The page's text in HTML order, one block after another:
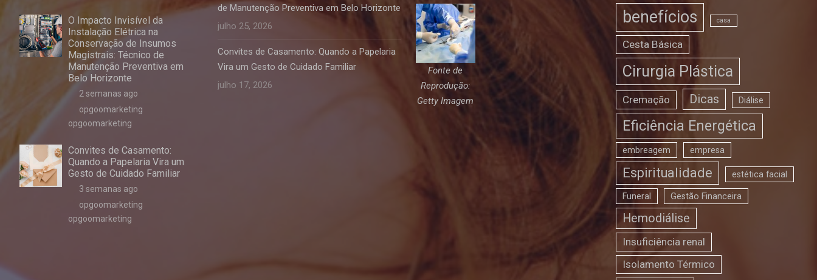
O Impacto Invisível da
Instalação Elétrica na
Conservação de Insumos
Magistrais: Técnico de
Manutenção Preventiva em
Belo Horizonte
2 semanas ago
opgoomarketing
opgoomarketing
Convites de Casamento:
Quando a Papelaria Vira um
Gesto de Cuidado Familiar
3 semanas ago
opgoomarketing
opgoomarketing
de Manutenção Preventiva em Belo Horizonte
julho 25, 2026
Convites de Casamento: Quando a Papelaria
Vira um Gesto de Cuidado Familiar
julho 17, 2026
Fonte de
Reprodução:
Getty Imagem
benefícios casa
Cesta Básica
Cirurgia Plástica
Cremação Dicas Diálise
Eficiência Energética
embreagem empresa
Espiritualidade estética facial
Funeral Gestão Financeira
Hemodiálise
Insuficiência renal
Isolamento Térmico